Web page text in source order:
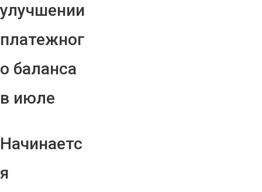
улучшении
платежног
о баланса
в июле
Начинаетс
я